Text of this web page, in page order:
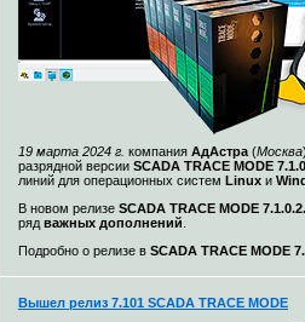
19 марта 2024 г. компания АдАстра (Москва
разрядной версии SCADA TRACE MODE
линий для операционных систем Linux и
В новом релизе SCADA TRACE MODE 7.1.0.2.
ряд важных дополнений
Подробно о релизе в SCADA TRACE MODE
Вышел релиз 7.101 SCADA TRACE MODE